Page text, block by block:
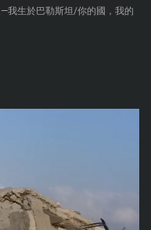
我生於巴勒斯坦/你的國，我的